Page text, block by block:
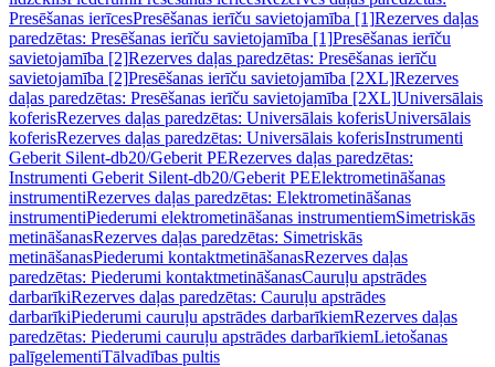
Presēšanas ierīcesPresēšanas ierīču savietojamība [1]Rezerves daļas
paredzētas: Presēšanas ierīču savietojamība [1]Presēšanas ierīču
savietojamība [2]Rezerves daļas paredzētas: Presēšanas ierīču
savietojamība [2]Presēšanas ierīču savietojamība [2XL]Rezerves
daļas paredzētas: Presēšanas ierīču savietojamība [2XL]Universālais
koferisRezerves daļas paredzētas: Universālais koferisUniversālais
koferisRezerves daļas paredzētas: Universālais koferisInstrumenti
Geberit Silent-db20/Geberit PERezerves daļas paredzētas:
Instrumenti Geberit Silent-db20/Geberit PEElektrometināšanas
instrumentiRezerves daļas paredzētas: Elektrometināšanas
instrumentiPiederumi elektrometināšanas instrumentiemSimetriskās
metināšanasRezerves daļas paredzētas: Simetriskās
metināšanasPiederumi kontaktmetināšanasRezerves daļas
paredzētas: Piederumi kontaktmetināšanasCauruļu apstrādes
darbarīkiRezerves daļas paredzētas: Cauruļu apstrādes
darbarīkiPiederumi cauruļu apstrādes darbarīkiemRezerves daļas
paredzētas: Piederumi cauruļu apstrādes darbarīkiemLietošanas
palīgelementiTālvadības pultis